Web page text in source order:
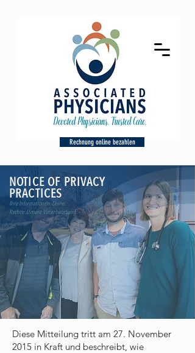
Rechnung online bezahlen
NOTICE OF PRIVACY
PRACTICES
Ihre Informationen. Deine
Rechte. Unsere Verantwortung.
Diese Mitteilung tritt am 27. November
2015 in Kraft und beschreibt, wie